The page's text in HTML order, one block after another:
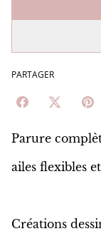
PARTAGER
Parure
ailes flexibles
Créations